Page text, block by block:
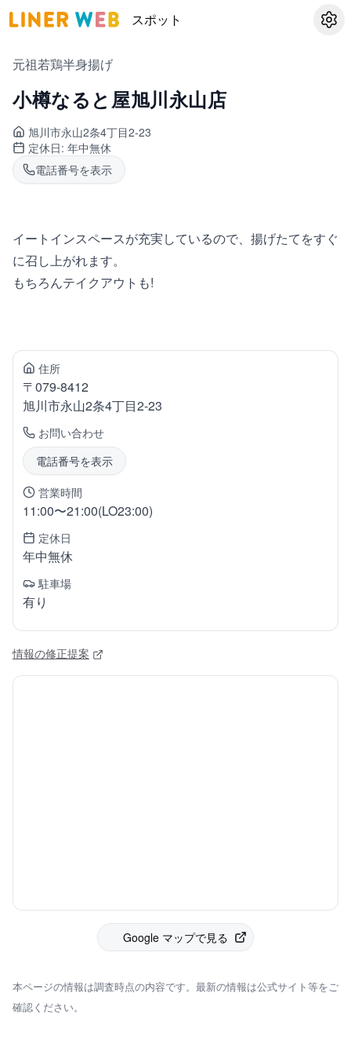
スポット 設定
元祖若鶏半身揚げ
小樽なると屋旭川永山店
旭川市永山2条4丁目2-23
定休日: 年中無休
電話番号を表示
イートインスペースが充実しているので、揚げたてをすぐ
に召し上がれます。
もちろんテイクアウトも!
住所
〒079-8412
旭川市永山2条4丁目2-23
お問い合わせ
電話番号を表示
営業時間
11:00〜21:00(LO23:00)
定休日
年中無休
駐車場
有り
情報の修正提案
Google マップで見る
本ページの情報は調査時点の内容です。最新の情報は公式サイト等をご
確認ください。